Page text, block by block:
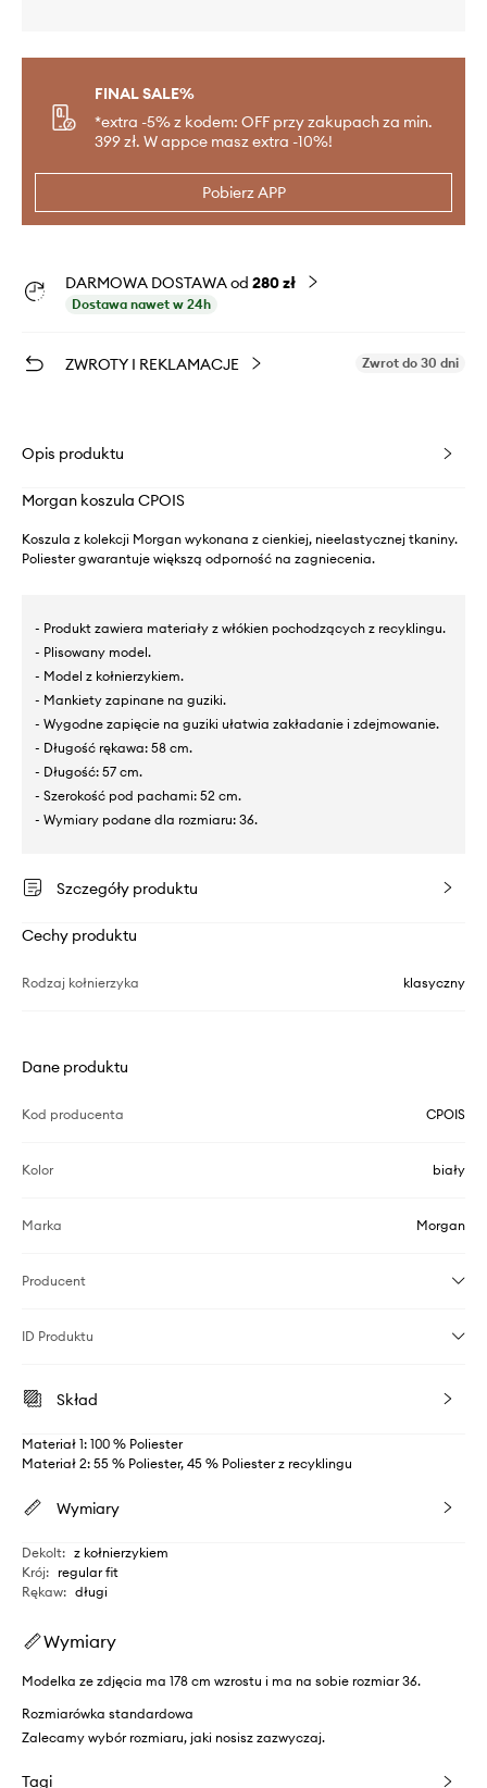
FINAL SALE%
*extra -5% z kodem: OFF przy zakupach za min.
399 zł. W appce masz extra -10%!
Pobierz APP
DARMOWA DOSTAWA od 280 zł
Dostawa nawet w 24h
ZWROTY I REKLAMACJE Zwrot do 30 dni
Opis produktu
Morgan koszula CPOIS
Koszula z kolekcji Morgan wykonana z cienkiej, nieelastycznej tkaniny.
Poliester gwarantuje większą odporność na zagniecenia.
- Produkt zawiera materiały z włókien pochodzących z recyklingu.
- Plisowany model.
- Model z kołnierzykiem.
- Mankiety zapinane na guziki.
- Wygodne zapięcie na guziki ułatwia zakładanie i zdejmowanie.
- Długość rękawa: 58 cm.
- Długość: 57 cm.
- Szerokość pod pachami: 52 cm.
- Wymiary podane dla rozmiaru: 36.
Szczegóły produktu
Cechy produktu
Rodzaj kołnierzyka klasyczny
Dane produktu
Kod producenta CPOIS
Kolor biały
Marka Morgan
Producent
ID Produktu
Skład
Materiał 1: 100 % Poliester
Materiał 2: 55 % Poliester, 45 % Poliester z recyklingu
Wymiary
Dekolt: z kołnierzykiem
Krój: regular fit
Rękaw: długi
Wymiary
Modelka ze zdjęcia ma 178 cm wzrostu i ma na sobie rozmiar 36.
Rozmiarówka standardowa
Zalecamy wybór rozmiaru, jaki nosisz zazwyczaj.
Tagi